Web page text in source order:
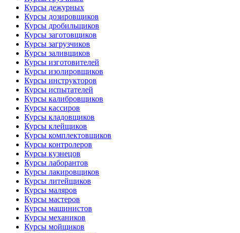
Курсы дежурных
Курсы дозировщиков
Курсы дробильщиков
Курсы заготовщиков
Курсы загрузчиков
Курсы заливщиков
Курсы изготовителей
Курсы изолировщиков
Курсы инструкторов
Курсы испытателей
Курсы калибровщиков
Курсы кассиров
Курсы кладовщиков
Курсы клейщиков
Курсы комплектовщиков
Курсы контролеров
Курсы кузнецов
Курсы лаборантов
Курсы лакировщиков
Курсы литейщиков
Курсы маляров
Курсы мастеров
Курсы машинистов
Курсы механиков
Курсы мойщиков